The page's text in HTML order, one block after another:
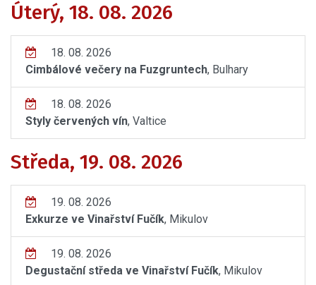
Úterý, 18. 08. 2026
18. 08. 2026
Cimbálové večery na Fuzgruntech, Bulhary
18. 08. 2026
Styly červených vín, Valtice
Středa, 19. 08. 2026
19. 08. 2026
Exkurze ve Vinařství Fučík, Mikulov
19. 08. 2026
Degustační středa ve Vinařství Fučík, Mikulov